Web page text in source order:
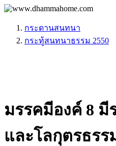
กระดานสนทนา
กระทู้สนทนาธรรม 2550
มรรคมีองค์ 8 มี
และโลกุตรธรร